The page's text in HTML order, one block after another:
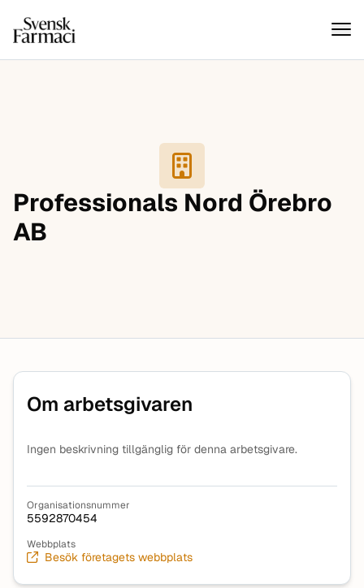
Hoppa till innehåll
Svensk farmaci
Professionals Nord Örebro
AB
Om arbetsgivaren
Ingen beskrivning tillgänglig för denna arbetsgivare.
Organisationsnummer
5592870454
Webbplats
Besök företagets webbplats